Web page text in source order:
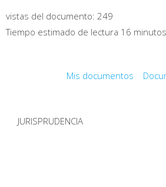
vistas del documento: 249
Tiempo estimado de lectura 16 minutos
Mis documentos
JURISPRUDENCIA